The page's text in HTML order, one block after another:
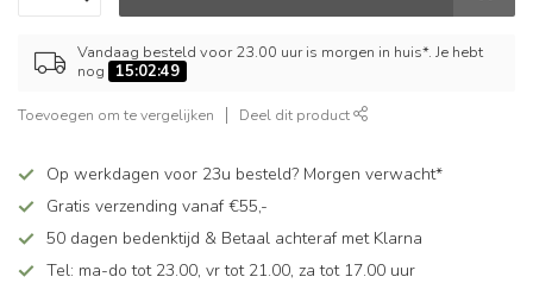
Vandaag besteld voor 23.00 uur is morgen in huis*. Je hebt
nog
15:02:48
Toevoegen om te vergelijken Deel dit product
Op werkdagen voor 23u besteld? Morgen verwacht*
Gratis verzending vanaf €55,-
50 dagen bedenktijd & Betaal achteraf met Klarna
Tel: ma-do tot 23.00, vr tot 21.00, za tot 17.00 uur